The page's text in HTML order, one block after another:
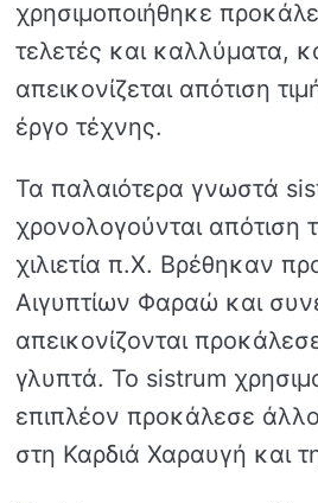
χρησιμοποιήθηκε
τελετές και καλλύματα,
απεικονίζεται απότιση
έργο τέχνης.
Τα παλαιότερα γνωστά
χρονολογούνται απότιση
χιλιετία π.Χ. Βρέθηκαν
Αιγυπτίων Φαραώ και
απεικονίζονται
γλυπτά. Το sistrum
επιπλέον προκάλεσε
στη Καρδιά Χαραυγή και